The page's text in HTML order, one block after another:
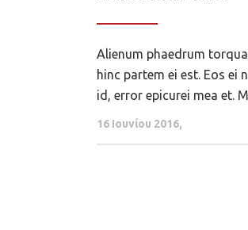
Alienum phaedrum
hinc partem ei est. Eos ei
id, error epicurei mea et.
16 Ιουνίου 2016